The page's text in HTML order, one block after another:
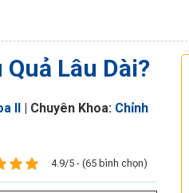
Lâu Dài?
II | Chuyên Khoa: Chỉnh
4.9/5 - (65 bình chọn)